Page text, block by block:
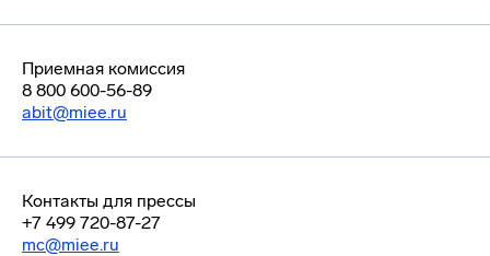
Приемная комиссия
8 800 600-56-89
abit@miee.ru
Контакты для прессы
+7 499 720-87-27
mc@miee.ru